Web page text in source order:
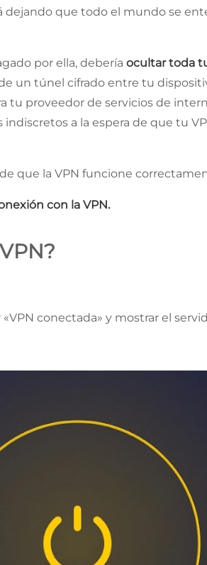
dejando que todo el mundo se
por ella, debería ocultar toda
un túnel cifrado entre tu
tu proveedor de servicios de
a la espera de que tu
que la VPN funcione
con la VPN.
conectada» y mostrar el